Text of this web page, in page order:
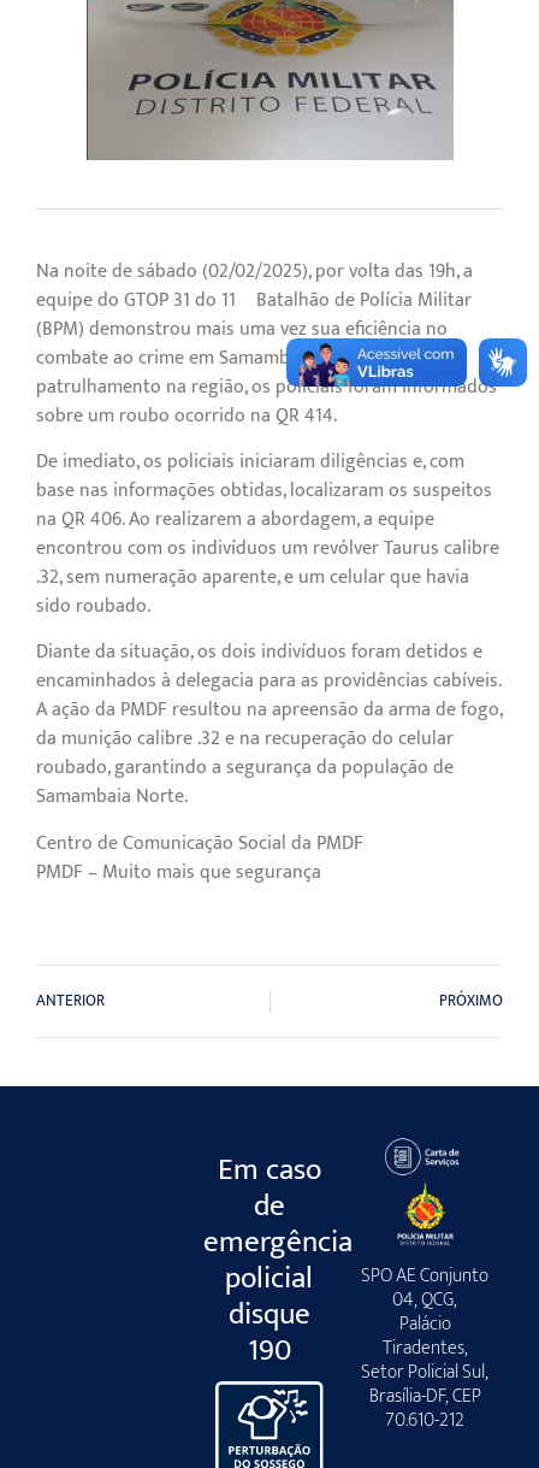
Na noite de sábado (02/02/2025), por volta das 19h, a
equipe do GTOP 31 do 11º Batalhão de Polícia Militar
(BPM) demonstrou mais uma vez sua eficiência no
combate ao crime em Samambaia Norte. Durante
patrulhamento na região, os policiais foram informados
sobre um roubo ocorrido na QR 414.
De imediato, os policiais iniciaram diligências e, com
base nas informações obtidas, localizaram os suspeitos
na QR 406. Ao realizarem a abordagem, a equipe
encontrou com os indivíduos um revólver Taurus calibre
.32, sem numeração aparente, e um celular que havia
sido roubado.
Diante da situação, os dois indivíduos foram detidos e
encaminhados à delegacia para as providências cabíveis.
A ação da PMDF resultou na apreensão da arma de fogo,
da munição calibre .32 e na recuperação do celular
roubado, garantindo a segurança da população de
Samambaia Norte.
Centro de Comunicação Social da PMDF
PMDF – Muito mais que segurança
ANTERIOR PRÓXIMO
Em caso
de
emergência
policial
disque
190
SPO AE Conjunto
04, QCG,
Palácio
Tiradentes,
Setor Policial Sul,
Brasília-DF, CEP
70.610-212